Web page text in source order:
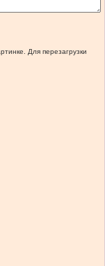
Для перезагрузки